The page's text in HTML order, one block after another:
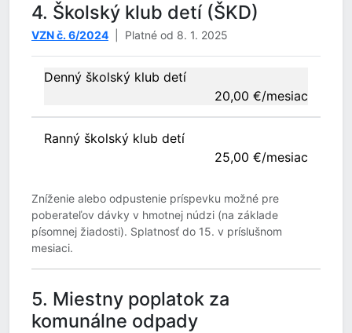
4. Školský klub detí (ŠKD)
VZN č. 6/2024 | Platné od 8. 1. 2025
Denný školský klub detí
20,00 €/mesiac
Ranný školský klub detí
25,00 €/mesiac
Zníženie alebo odpustenie príspevku možné pre
poberateľov dávky v hmotnej núdzi (na základe
písomnej žiadosti). Splatnosť do 15. v príslušnom
mesiaci.
5. Miestny poplatok za
komunálne odpady